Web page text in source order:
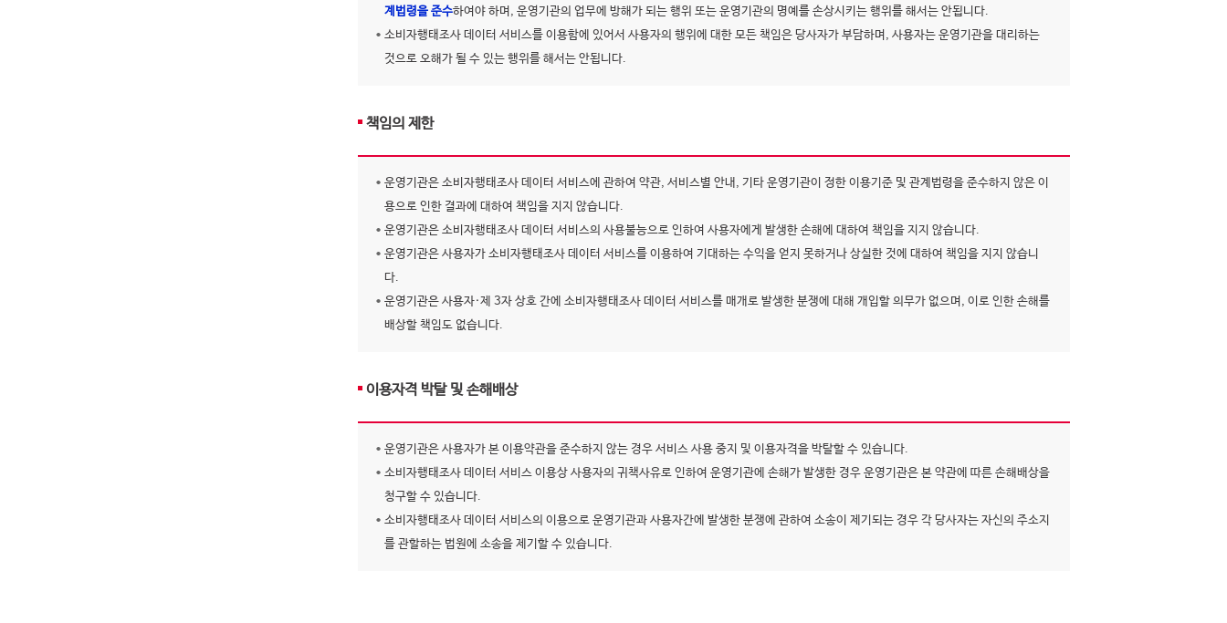
계법령을 준수하여야 하며, 운영기관의 업무에 방해가 되는 행위 또는 운영기관의 명예를 손상시키는 행위를 해서는 안됩니다.
소비자행태조사 데이터 서비스를 이용함에 있어서 사용자의 행위에 대한 모든 책임은 당사자가 부담하며, 사용자는 운영기관을 대리하는
것으로 오해가 될 수 있는 행위를 해서는 안됩니다.
책임의 제한
운영기관은 소비자행태조사 데이터 서비스에 관하여 약관, 서비스별 안내, 기타 운영기관이 정한 이용기준 및 관계법령을 준수하지 않은 이
용으로 인한 결과에 대하여 책임을 지지 않습니다.
운영기관은 소비자행태조사 데이터 서비스의 사용불능으로 인하여 사용자에게 발생한 손해에 대하여 책임을 지지 않습니다.
운영기관은 사용자가 소비자행태조사 데이터 서비스를 이용하여 기대하는 수익을 얻지 못하거나 상실한 것에 대하여 책임을 지지 않습니
다.
운영기관은 사용자·제 3자 상호 간에 소비자행태조사 데이터 서비스를 매개로 발생한 분쟁에 대해 개입할 의무가 없으며, 이로 인한 손해를
배상할 책임도 없습니다.
이용자격 박탈 및 손해배상
운영기관은 사용자가 본 이용약관을 준수하지 않는 경우 서비스 사용 중지 및 이용자격을 박탈할 수 있습니다.
소비자행태조사 데이터 서비스 이용상 사용자의 귀책사유로 인하여 운영기관에 손해가 발생한 경우 운영기관은 본 약관에 따른 손해배상을
청구할 수 있습니다.
소비자행태조사 데이터 서비스의 이용으로 운영기관과 사용자간에 발생한 분쟁에 관하여 소송이 제기되는 경우 각 당사자는 자신의 주소지
를 관할하는 법원에 소송을 제기할 수 있습니다.